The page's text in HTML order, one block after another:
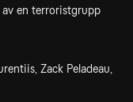
av en terroristgrupp
Zack Peladeau,